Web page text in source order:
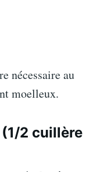
nécessaire au
moelleux.
2 cuillère